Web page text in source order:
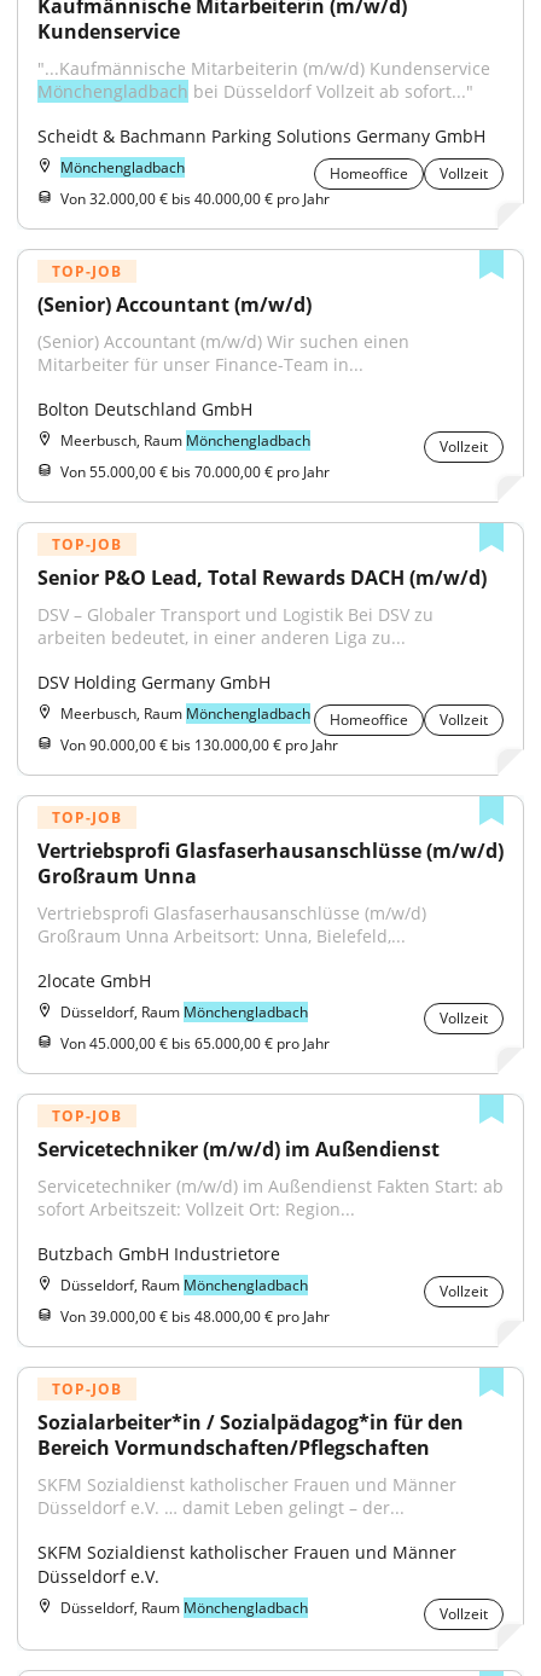
Kaufmännische Mitarbeiterin (m/w/d)
Kundenservice
Mönchengladbach bei Düsseldorf Vollzeit ab sofort..."
Scheidt & Bachmann Parking Solutions Germany GmbH
Mönchengladbach Homeoffice
Vollzeit
Von 32.000,00 € bis 40.000,00 € pro Jahr
TOP-JOB
(Senior) Accountant (m/w/d)
(Senior) Accountant (m/w/d) Wir suchen einen
Mitarbeiter für unser Finance-Team in...
Bolton Deutschland GmbH
Meerbusch, Raum Mönchengladbach
Vollzeit
Von 55.000,00 € bis 70.000,00 € pro Jahr
TOP-JOB
Senior P&O Lead, Total Rewards DACH (m/w/d)
DSV – Globaler Transport und Logistik Bei DSV zu
arbeiten bedeutet, in einer anderen Liga zu...
DSV Holding Germany GmbH
Meerbusch, Raum Mönchengladbach Homeoffice
Vollzeit
Von 90.000,00 € bis 130.000,00 € pro Jahr
TOP-JOB
Vertriebsprofi Glasfaserhausanschlüsse (m/w/d)
Großraum Unna
Vertriebsprofi Glasfaserhausanschlüsse (m/w/d)
Großraum Unna Arbeitsort: Unna, Bielefeld,...
2locate GmbH
Düsseldorf, Raum Mönchengladbach
Vollzeit
Von 45.000,00 € bis 65.000,00 € pro Jahr
TOP-JOB
Servicetechniker (m/w/d) im Außendienst
Servicetechniker (m/w/d) im Außendienst Fakten Start: ab
sofort Arbeitszeit: Vollzeit Ort: Region...
Butzbach GmbH Industrietore
Düsseldorf, Raum Mönchengladbach
Vollzeit
Von 39.000,00 € bis 48.000,00 € pro Jahr
TOP-JOB
Sozialarbeiter*in / Sozialpädagog*in für den
Bereich Vormundschaften/Pflegschaften
SKFM Sozialdienst katholischer Frauen und Männer
Düsseldorf e.V. … damit Leben gelingt – der...
SKFM Sozialdienst katholischer Frauen und Männer
Düsseldorf e.V.
Düsseldorf, Raum Mönchengladbach Vollzeit